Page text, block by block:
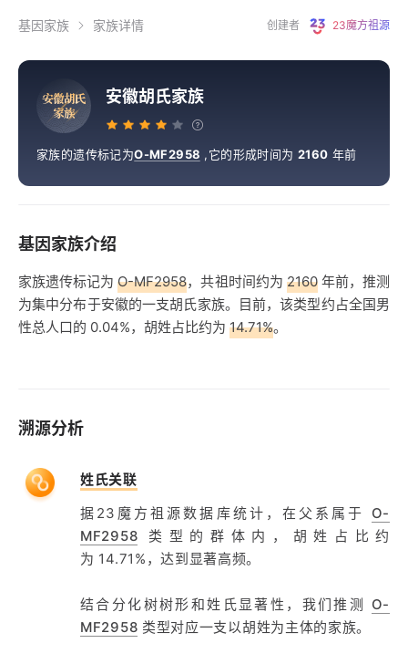
基因家族 家族详情 创建者 23魔方祖源
安徽胡氏
家族
安徽胡氏家族
家族的遗传标记为O-MF2958 ,它的形成时间为2160 年前
基因家族介绍
家族遗传标记为O-MF2958，共祖时间约为 2160年前，推测
为集中分布于安徽的一支胡氏家族。目前，该类型约占全国男
性总人口的 0.04%，胡姓占比约为 14.71%。
溯源分析
姓氏关联
据23魔方祖源数据库统计，在父系属于 O-
MF2958 类型的群体内，胡姓占比约
为 14.71%，达到显著高频。
结合分化树树形和姓氏显著性，我们推测 O-
MF2958 类型对应一支以胡姓为主体的家族。